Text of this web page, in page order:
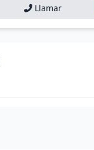
Llamar